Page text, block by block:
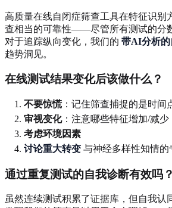
高质量在线自闭症筛查工具在特征识别
查相当的可靠性——尽管所有测试的分数
对于追踪纵向变化，我们的 带AI分析的
趋势洞见。
在线测试结果变化后该做什么？
不要惊慌 ：记住筛查捕捉的是时间
审视变化：注意哪些特征增加/减少
考虑环境因素
讨论重大转变 与神经多样性知情的
通过重复测试的自我诊断有效吗？
虽然连续测试积累了证据库，但自我认